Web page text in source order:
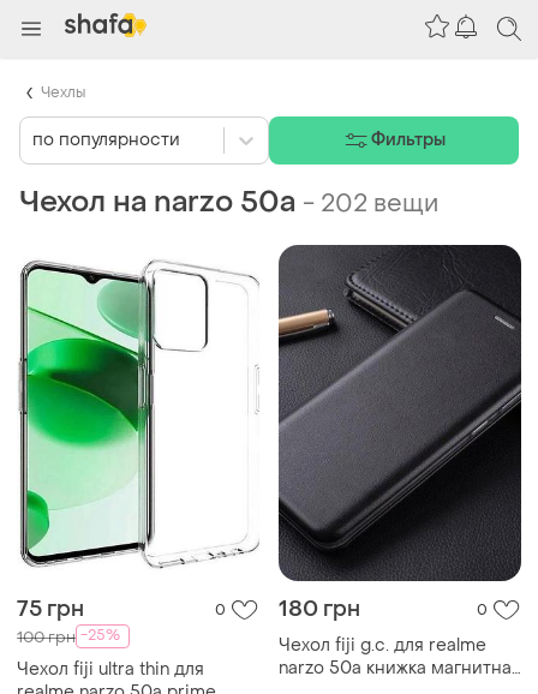
Чехол на narzo 50a - 202 вещи
75 грн 0
100 грн -25%
Чехол fiji ultra thin для
180 грн 0
Чехол fiji g.c. для realme
narzo 50a книжка магнитная
по популярности Фильтры
Чехлы